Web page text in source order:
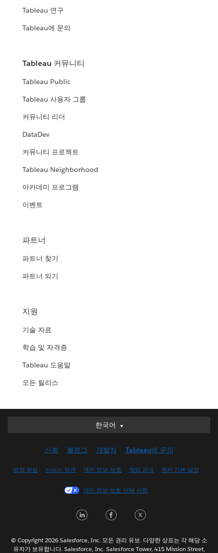
Tableau 연구
Tableau에 문의
Tableau 커뮤니티
Tableau Public
Tableau 사용자 그룹
커뮤니티 리더
DataDev
커뮤니티 프로젝트
Tableau Neighborhood
아카데미 프로그램
이벤트
파트너
파트너 찾기
파트너 되기
지원
기술 자료
학습 및 자격증
Tableau 도움말
모든 릴리스
한국어
한국어
English (UK)
Français (Canada)
Italiano
Nederlands
신뢰 블로그 개발자 Tableau에 문의
법적 정보 서비스 약관 개인 정보 보호 책임 공개 쿠키 기본 설정
개인 정보 보호 선택 사항
LinkedInFacebook
© Copyright 2026 Salesforce, Inc. 모든 권리 유보. 다양한 상표는 각 해당 소
유자가 보유합니다. Salesforce, Inc. Salesforce Tower, 415 Mission Street,